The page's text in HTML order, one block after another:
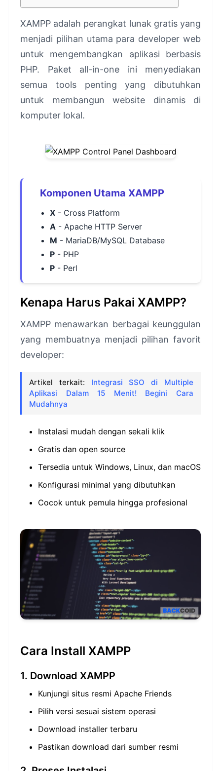
XAMPP adalah perangkat lunak gratis yang
menjadi pilihan utama para developer web
untuk mengembangkan aplikasi berbasis
PHP. Paket all-in-one ini menyediakan
semua tools penting yang dibutuhkan
untuk membangun website dinamis di
komputer lokal.
Komponen Utama XAMPP
X - Cross Platform
A - Apache HTTP Server
M - MariaDB/MySQL Database
P - PHP
P - Perl
Kenapa Harus Pakai XAMPP?
XAMPP menawarkan berbagai keunggulan
yang membuatnya menjadi pilihan favorit
developer:
Artikel terkait: Integrasi SSO di Multiple
Aplikasi Dalam 15 Menit! Begini Cara
Mudahnya
Instalasi mudah dengan sekali klik
Gratis dan open source
Tersedia untuk Windows, Linux, dan macOS
Konfigurasi minimal yang dibutuhkan
Cocok untuk pemula hingga profesional
Cara Install XAMPP
1. Download XAMPP
Kunjungi situs resmi Apache Friends
Pilih versi sesuai sistem operasi
Download installer terbaru
Pastikan download dari sumber resmi